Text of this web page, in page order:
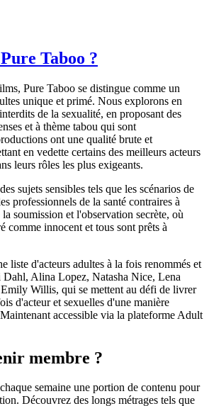
Taboo ?
Pure Taboo se distingue comme un
unique et primé. Nous explorons en
de la sexualité, en proposant des
et à thème tabou qui sont
ont une qualité brute et
en vedette certains des meilleurs acteurs
leurs rôles les plus exigeants.
sujets sensibles tels que les scénarios de
professionnels de la santé contraires à
soumission et l'observation secrète, où
comme innocent et tous sont prêts à
liste d'acteurs adultes à la fois renommés et
Dahl, Alina Lopez, Natasha Nice, Lena
Emily Willis, qui se mettent au défi de livrer
d'acteur et sexuelles d'une manière
accessible via la plateforme Adult
membre ?
semaine une portion de contenu pour
Découvrez des longs métrages tels que